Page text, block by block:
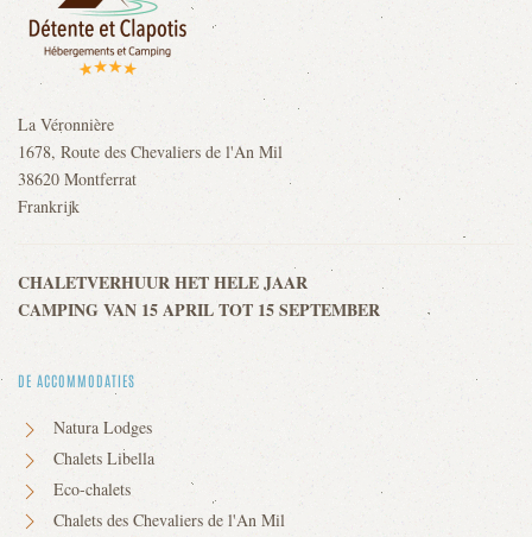
La Véronnière
1678, Route des Chevaliers de l'An Mil
38620 Montferrat
Frankrijk
CHALETVERHUUR HET HELE JAAR
CAMPING VAN 15 APRIL TOT 15 SEPTEMBER
DE ACCOMMODATIES
Natura Lodges
Chalets Libella
Eco-chalets
Chalets des Chevaliers de l'An Mil